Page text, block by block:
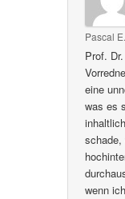
Pascal E.
Prof.
eine
was es
wenn